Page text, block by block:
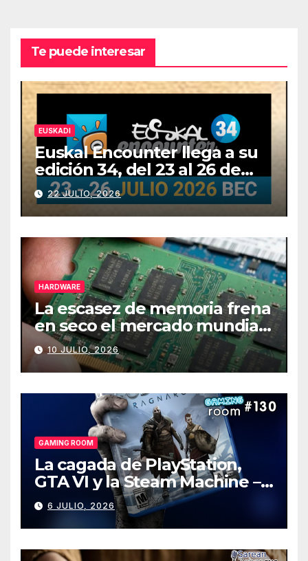
Te puede interesar
EUSKADI
Euskal Encounter llega a su
edición 34, del 23 al 26 de
julio
22 JULIO, 2026
HARDWARE
La escasez de memoria frena
en seco el mercado mundial
de PCs
10 JULIO, 2026
GAMING ROOM
La cagada de PlayStation,
GTA VI y la Steam Machine –
Gaming Room #130
6 JULIO, 2026